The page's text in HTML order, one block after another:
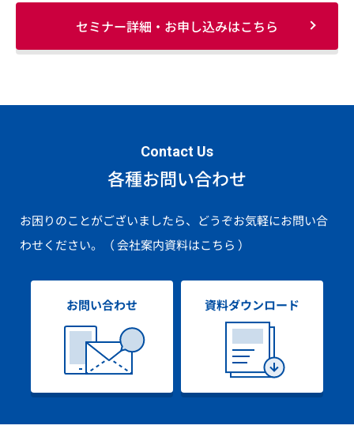
セミナー詳細・お申し込みはこちら
Contact Us
各種お問い合わせ
お困りのことがございましたら、どうぞお気軽にお問い合
わせください。
（ 会社案内資料はこちら ）
お問い合わせ 資料ダウンロード